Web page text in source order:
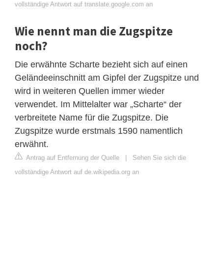
vollständige Antwort auf translate.google.com an
Wie nennt man die Zugspitze
noch?
Die erwähnte Scharte bezieht sich auf einen
Geländeeinschnitt am Gipfel der Zugspitze und
wird in weiteren Quellen immer wieder
verwendet. Im Mittelalter war „Scharte“ der
verbreitete Name für die Zugspitze. Die
Zugspitze wurde erstmals 1590 namentlich
erwähnt.
Antrag auf Entfernung der Quelle
Sehen Sie sich die
vollständige Antwort auf de.wikipedia.org an